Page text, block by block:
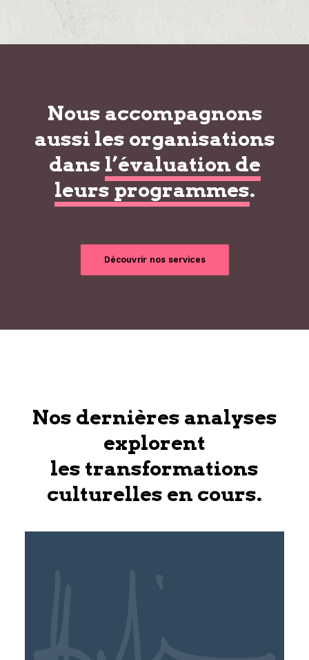
Nous accompagnons
aussi les organisations
dans l’évaluation de
leurs programmes.
Découvrir nos services
Nos dernières analyses
explorent
les transformations
culturelles en cours.